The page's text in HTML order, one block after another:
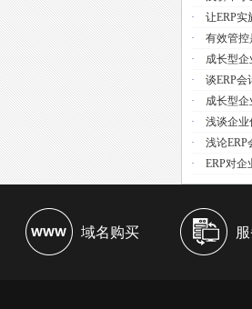
· 让ERP实
· 有效管控
· 成长型企
· 谈ERP会
· 成长型企
· 浅谈企业
· 浅论ERP
· ERP对企
域名购买